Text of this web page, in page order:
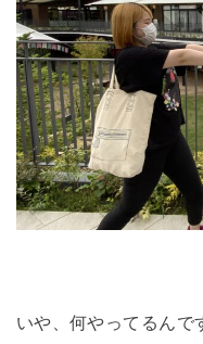
いや、何やってるんで